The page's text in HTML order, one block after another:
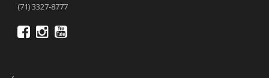
(71) 3327-8777